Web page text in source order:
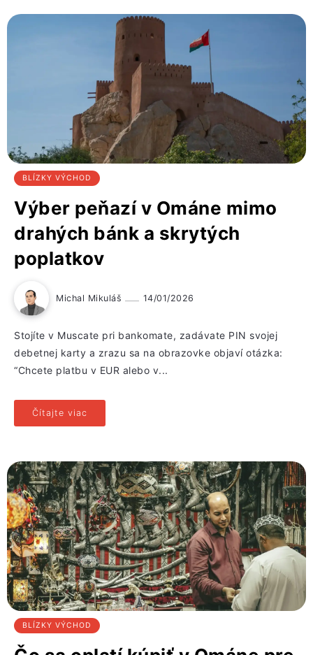
BLÍZKY VÝCHOD
Výber peňazí v Ománe mimo
drahých bánk a skrytých
poplatkov
Michal Mikuláš 14/01/2026
Stojíte v Muscate pri bankomate, zadávate PIN svojej
debetnej karty a zrazu sa na obrazovke objaví otázka:
“Chcete platbu v EUR alebo v...
Čítajte viac
BLÍZKY VÝCHOD